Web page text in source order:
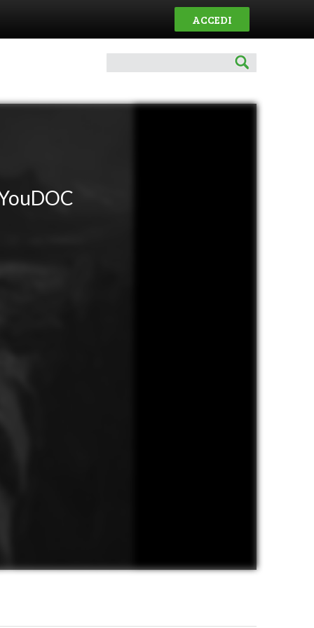
ACCEDI